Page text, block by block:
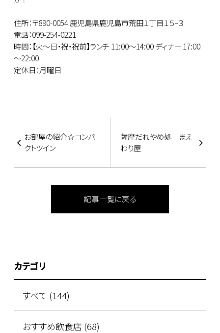
住所：〒890-0054 鹿児島県鹿児島市荒田１丁目１５−３
電話：099-254-0221
時間：【火～日・祝・祝前】ランチ 11:00～14:00 ディナー 17:00
～22:00
定休日：月曜日
お部屋の紹介☆コンパ
クトツイン
薩摩だれやめ処 まえ
わり屋
記事一覧に戻る
カテゴリ
すべて (144)
おすすめ飲食店 (68)